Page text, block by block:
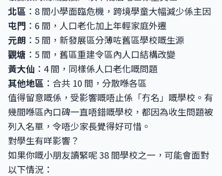
北區 ：8 間小學面臨危機，跨境學童大幅減少係主因
屯門 ：6 間，人口老化加上年輕家庭外遷
元朗 ：5 間，新發展區分薄咗舊區學校嘅生源
觀塘 ：5 間，舊區重建令區內人口結構改變
黃大仙 ：4 間，同樣係人口老化嘅問題
其他地區 ：合共 10 間，分散喺各區
值得留意嘅係，受影響嘅唔止係「冇名」嘅學校。有
幾間喺區內口碑一直唔錯嘅學校，都因為收生問題被
列入名單，令唔少家長覺得好可惜。
對學生有咩影響？
如果你嘅小朋友讀緊呢 38 間學校之一，可能會面對
以下情況：